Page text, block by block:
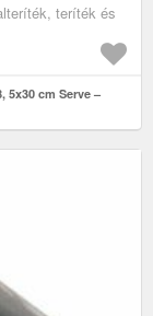
teríték és
5x30 cm Serve –